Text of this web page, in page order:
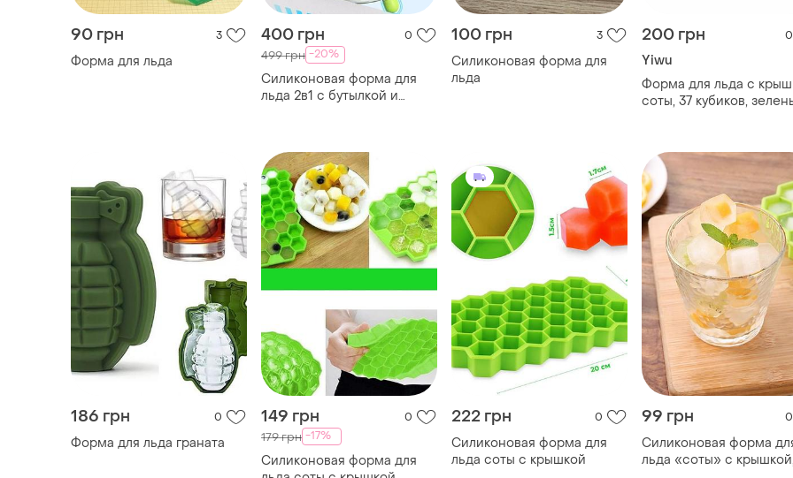
186 грн
Форма для льда граната
149 грн 0
179 грн -17%
Силиконовая форма для
льда соты с крышкой
Силиконовая форма для
льда соты с крышкой
99 грн 0
Силиконовая форма
льда «соты» с
зелёная
ТОП объявлений
TOP TOP TOP